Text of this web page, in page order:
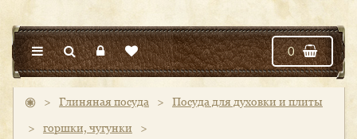
0
> Глиняная посуда >
Посуда для духовки и плиты
>
горшки, чугунки
>